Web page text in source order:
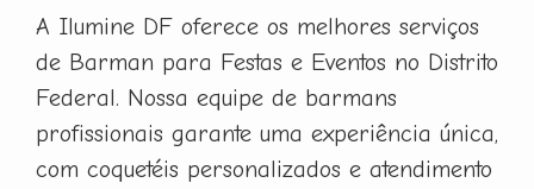
A Ilumine DF oferece os melhores serviços
de Barman para Festas e Eventos no Distrito
Federal. Nossa equipe de barmans
profissionais garante uma experiência única,
com coquetéis personalizados e atendimento